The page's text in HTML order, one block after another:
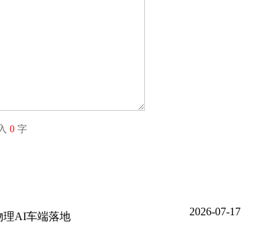
0 字
理AI车端落地 2026-07-17